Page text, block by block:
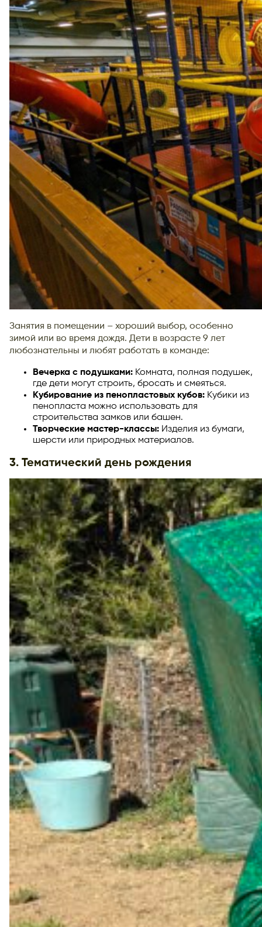
Занятия в помещении – хороший выбор, особенно
зимой или во время дождя. Дети в возрасте 9 лет
любознательны и любят работать в команде:
Вечерка с подушками: Комната, полная подушек,
где дети могут строить, бросать и смеяться.
Кубирование из пенопластовых кубов: Кубики из
пенопласта можно использовать для
строительства замков или башен.
Творческие мастер-классы: Изделия из бумаги,
шерсти или природных материалов.
3. Тематический день рождения